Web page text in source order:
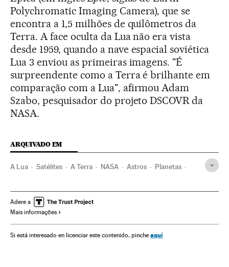
Polychromatic Imaging Camera), que se
encontra a 1,5 milhões de quilômetros da
Terra. A face oculta da Lua não era vista
desde 1959, quando a nave espacial soviética
Lua 3 enviou as primeiras imagens. "É
surpreendente como a Terra é brilhante em
comparação com a Lua", afirmou Adam
Szabo, pesquisador do projeto DSCOVR da
NASA.
ARQUIVADO EM
A Lua Satélites A Terra NASA Astros Planetas
Universo Astronomia Ciência
Adere a
Mais informações
Si está interesado en licenciar este contenido, pinche aquí